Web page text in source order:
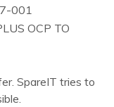
001
OCP TO
SpareIT tries to